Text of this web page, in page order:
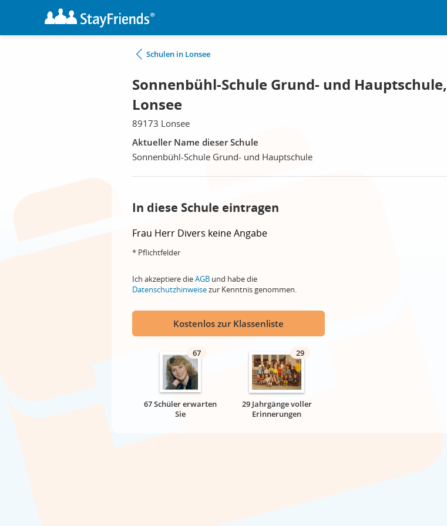
Schulen in Lonsee
Sonnenbühl-Schule Grund- und Hauptschule,
Lonsee
89173 Lonsee
Aktueller Name dieser Schule
Sonnenbühl-Schule Grund- und Hauptschule
In diese Schule eintragen
Frau Herr Divers keine Angabe
* Pflichtfelder
Ich akzeptiere dieAGB und habe die
Datenschutzhinweisezur Kenntnis genommen.
Kostenlos zur Klassenliste
67
67 Schüler erwarten
Sie
29
29 Jahrgänge voller
Erinnerungen